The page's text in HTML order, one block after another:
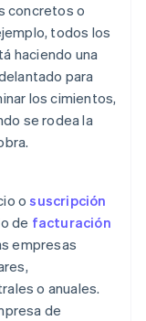
concretos o
todos los
haciendo una
para
los cimientos,
se rodea la
osuscripción
de facturación
empresas
o anuales.
de